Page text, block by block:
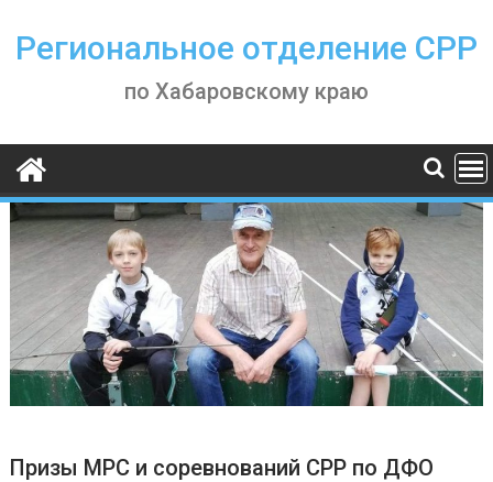
content
Региональное отделение СРР
по Хабаровскому краю
Призы МРС и соревнований СРР по ДФО